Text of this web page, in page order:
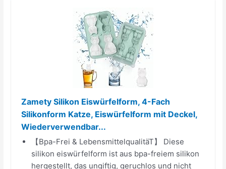
Zamety Silikon Eiswürfelform, 4-Fach
Silikonform Katze, Eiswürfelform mit Deckel,
Wiederverwendbar...
【Bpa-Frei & LebensmittelqualitäT】 Diese
silikon eiswürfelform ist aus bpa-freiem silikon
hergestellt, das ungiftig, geruchlos und nicht